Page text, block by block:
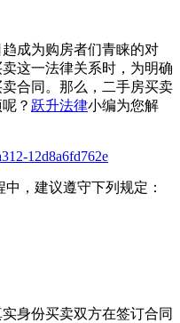
成为购房者们青睐的对
这一法律关系时，为明确
合同。那么，二手房买卖
？ 跃升法律小编为您解
，建议遵守下列规定：
身份买卖双方在签订合同